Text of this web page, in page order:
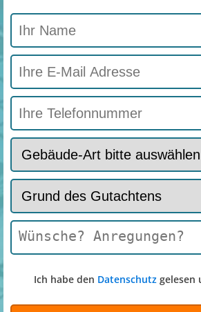
Ich habe den Datenschutz gelesen